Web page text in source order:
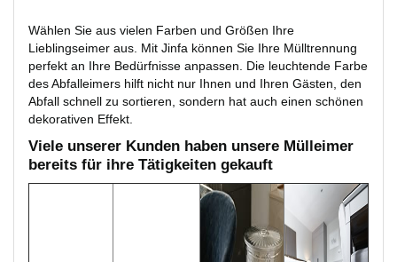
Wählen Sie aus vielen Farben und Größen Ihre
Lieblingseimer aus. Mit Jinfa können Sie Ihre Mülltrennung
perfekt an Ihre Bedürfnisse anpassen. Die leuchtende Farbe
des Abfalleimers hilft nicht nur Ihnen und Ihren Gästen, den
Abfall schnell zu sortieren, sondern hat auch einen schönen
dekorativen Effekt.
Viele unserer Kunden haben unsere Mülleimer
bereits für ihre Tätigkeiten gekauft